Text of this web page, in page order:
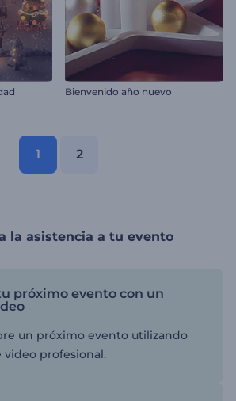
Bienvenido año nuevo
1 2
la asistencia a tu evento
próximo evento con un
un próximo evento utilizando
video profesional.